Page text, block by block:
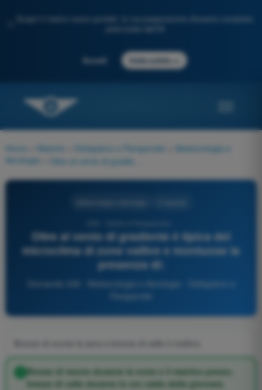
Scopri il nostro nuovo portale: la tua preparazione d'esame completa,
Accedi Inizia subito
Home Materie Deltaplano e Parapendio
Meteorologia e
Aerologia
Oltre al vento di gradiente è tipica del
microclima di zone vallive e montuose la
presenza di:
Brezze di monte durante la notte e il mattino presto,
brezze di valle durante le ore calde della giornata.